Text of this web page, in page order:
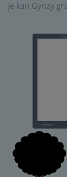
Je kan Gynzy